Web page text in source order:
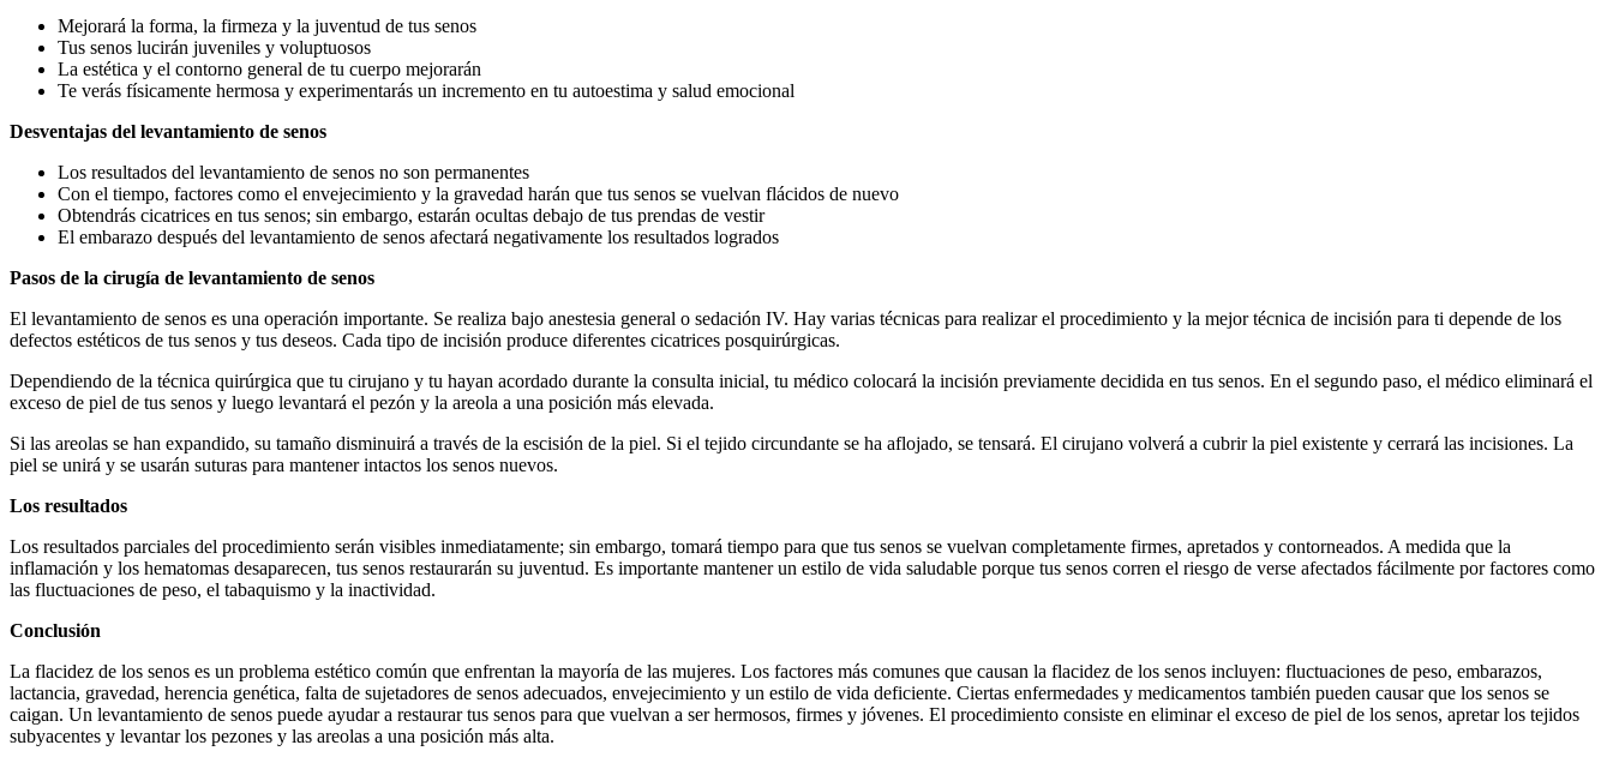
Mejorará la forma, la firmeza y la juventud de tus senos
Tus senos lucirán juveniles y voluptuosos
La estética y el contorno general de tu cuerpo mejorarán
Te verás físicamente hermosa y experimentarás un incremento en tu autoestima y salud emocional
Desventajas del levantamiento de senos
Los resultados del levantamiento de senos no son permanentes
Con el tiempo, factores como el envejecimiento y la gravedad harán que tus senos se vuelvan flácidos de nuevo
Obtendrás cicatrices en tus senos; sin embargo, estarán ocultas debajo de tus prendas de vestir
El embarazo después del levantamiento de senos afectará negativamente los resultados logrados
Pasos de la cirugía de levantamiento de senos
El levantamiento de senos es una operación importante. Se realiza bajo anestesia general o sedación IV. Hay varias técnicas para realizar el procedimiento y la mejor técnica de incisión para ti depende de los
defectos estéticos de tus senos y tus deseos. Cada tipo de incisión produce diferentes cicatrices posquirúrgicas.
Dependiendo de la técnica quirúrgica que tu cirujano y tu hayan acordado durante la consulta inicial, tu médico colocará la incisión previamente decidida en tus senos. En el segundo paso, el médico eliminará el
exceso de piel de tus senos y luego levantará el pezón y la areola a una posición más elevada.
Si las areolas se han expandido, su tamaño disminuirá a través de la escisión de la piel. Si el tejido circundante se ha aflojado, se tensará. El cirujano volverá a cubrir la piel existente y cerrará las incisiones. La
piel se unirá y se usarán suturas para mantener intactos los senos nuevos.
Los resultados
Los resultados parciales del procedimiento serán visibles inmediatamente; sin embargo, tomará tiempo para que tus senos se vuelvan completamente firmes, apretados y contorneados. A medida que la
inflamación y los hematomas desaparecen, tus senos restaurarán su juventud. Es importante mantener un estilo de vida saludable porque tus senos corren el riesgo de verse afectados fácilmente por factores como
las fluctuaciones de peso, el tabaquismo y la inactividad.
Conclusión
La flacidez de los senos es un problema estético común que enfrentan la mayoría de las mujeres. Los factores más comunes que causan la flacidez de los senos incluyen: fluctuaciones de peso, embarazos,
lactancia, gravedad, herencia genética, falta de sujetadores de senos adecuados, envejecimiento y un estilo de vida deficiente. Ciertas enfermedades y medicamentos también pueden causar que los senos se
caigan. Un levantamiento de senos puede ayudar a restaurar tus senos para que vuelvan a ser hermosos, firmes y jóvenes. El procedimiento consiste en eliminar el exceso de piel de los senos, apretar los tejidos
subyacentes y levantar los pezones y las areolas a una posición más alta.